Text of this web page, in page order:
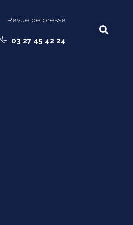
Revue de presse
03 27 45 42 24